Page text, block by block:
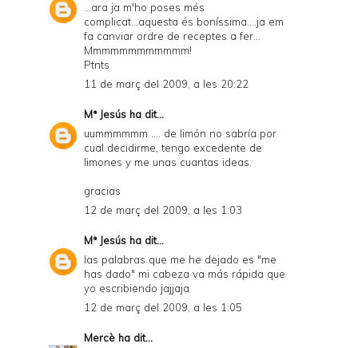
...ara ja m'ho poses més
complicat...aquesta és boníssima....ja em
fa canviar ordre de receptes a fer...
Mmmmmmmmmmmm!
Ptnts
11 de març del 2009, a les 20:22
Mª Jesús ha dit...
uummmmmm .... de limón no sabría por
cual decidirme, tengo excedente de
limones y me unas cuantas ideas.
gracias
12 de març del 2009, a les 1:03
Mª Jesús ha dit...
las palabras que me he dejado es "me
has dado" mi cabeza va más rápida que
yo escribiendo jajjaja
12 de març del 2009, a les 1:05
Mercè ha dit...